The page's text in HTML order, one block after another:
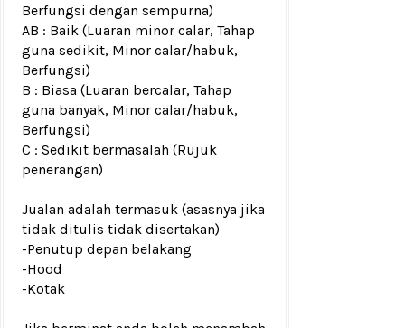
Berfungsi dengan sempurna)
AB : Baik (Luaran minor calar, Tahap
guna sedikit, Minor calar/habuk,
Berfungsi)
B : Biasa (Luaran bercalar, Tahap
guna banyak, Minor calar/habuk,
Berfungsi)
C : Sedikit bermasalah (Rujuk
penerangan)
Jualan adalah termasuk (asasnya jika
tidak ditulis tidak disertakan)
-Penutup depan belakang
-Hood
-Kotak